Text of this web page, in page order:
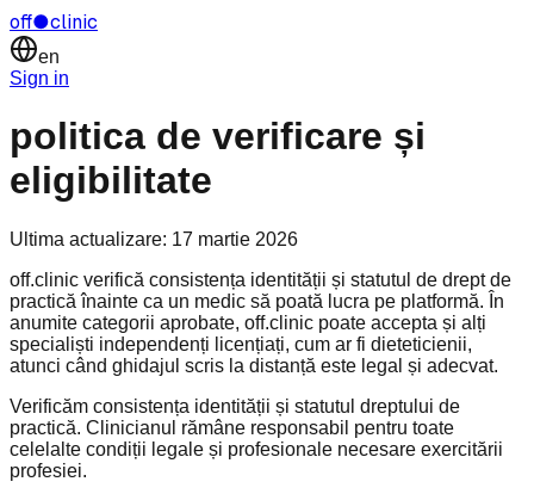
off●clinic
en
Sign in
politica de verificare și
eligibilitate
Ultima actualizare: 17 martie 2026
off.clinic verifică consistența identității și statutul de drept de
practică înainte ca un medic să poată lucra pe platformă. În
anumite categorii aprobate, off.clinic poate accepta și alți
specialiști independenți licențiați, cum ar fi dieteticienii,
atunci când ghidajul scris la distanță este legal și adecvat.
Verificăm consistența identității și statutul dreptului de
practică. Clinicianul rămâne responsabil pentru toate
celelalte condiții legale și profesionale necesare exercitării
profesiei.